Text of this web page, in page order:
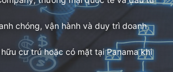
chóng, vận hành và duy trì doanh
cư trú hoặc có mặt tại Panama khi